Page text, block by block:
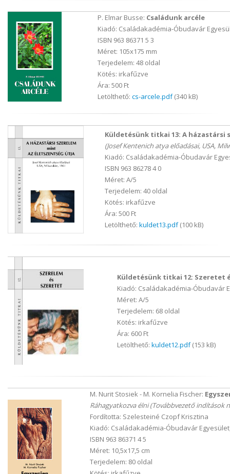
P. Elmar Busse: Családunk arcéle
Kiadó: Családakadémia-Óbudavár
ISBN 963 86371 5 3
Méret: 105x175 mm
Terjedelem: 48 oldal
Kötés: irkafűzve
Ára: 500 Ft
Letölthető: cs-arcele.pdf(340 kB)
Küldetésünk titkai 13: A
(Josef Kentenich atya előadásai, USA,
Kiadó: Családakadémia-Óbudavár
ISBN 963 86278 4 0
Méret: A/5
Terjedelem: 40 oldal
Kötés: irkafűzve
Ára: 500 Ft
Letölthető: kuldet13.pdf(100 kB)
Küldetésünk titkai 12: Szeretet
Kiadó: Családakadémia-Óbudavár
Méret: A/5
Terjedelem: 68 oldal
Kötés: irkafűzve
Ára: 600 Ft
Letölthető: kuldet12.pdf(153 kB)
M. Nurit Stosiek - M. Kornelia Fischer:
Ráhagyatkozva élni (Továbbvezető indítások
Fordította: Szelesteiné Czopf Krisztina
Kiadó: Családakadémia-Óbudavár
ISBN 963 86371 4 5
Méret: 10,5x17,5 cm
Terjedelem: 80 oldal